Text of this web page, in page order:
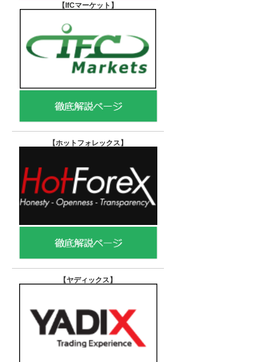
【IfCマーケット 】
【ホットフォレックス】
【ヤディックス】